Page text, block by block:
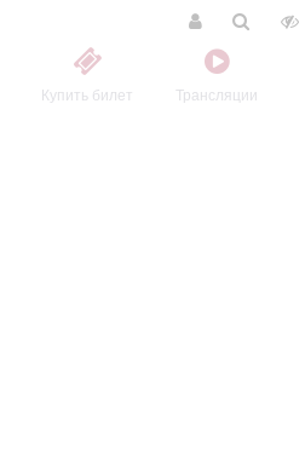
Купить билет Трансляции